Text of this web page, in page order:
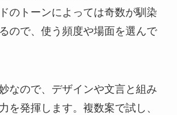
のトーンによっては奇数が馴染
ので、使う頻度や場面を選んで
なので、デザインや文言と組み
を発揮します。複数案で試し、